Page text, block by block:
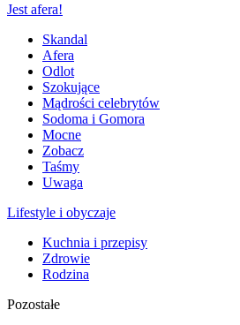
Jest afera!
Skandal
Afera
Odlot
Szokujące
Mądrości celebrytów
Sodoma i Gomora
Mocne
Zobacz
Taśmy
Uwaga
Lifestyle i obyczaje
Kuchnia i przepisy
Zdrowie
Rodzina
Pozostałe